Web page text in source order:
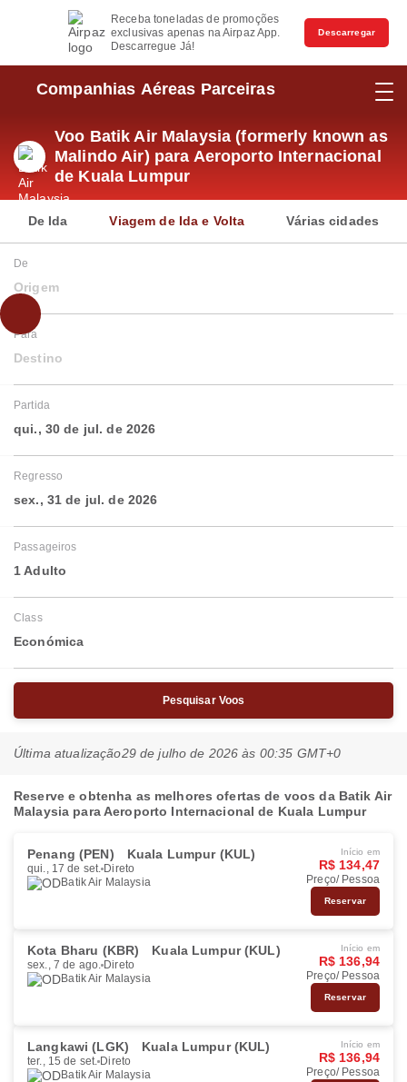
Receba toneladas de promoções
exclusivas apenas na Airpaz App.
Descarregue Já!
Descarregar
Companhias Aéreas Parceiras
Voo Batik Air Malaysia (formerly known as
Malindo Air) para Aeroporto Internacional
de Kuala Lumpur
De Ida Viagem de Ida e Volta Várias cidades
De
Origem
Para
Destino
Partida
qui., 30 de jul. de 2026
Regresso
sex., 31 de jul. de 2026
Passageiros
1 Adulto
Class
Económica
Pesquisar Voos
Última atualização29 de julho de 2026 às 00:35 GMT+0
Reserve e obtenha as melhores ofertas de voos da Batik Air
Malaysia para Aeroporto Internacional de Kuala Lumpur
Penang (PEN) Kuala Lumpur (KUL)
qui., 17 de set. Direto
Batik Air Malaysia
Início em
R$ 134,47
Preço/ Pessoa
Reservar
Kota Bharu (KBR) Kuala Lumpur (KUL)
sex., 7 de ago. Direto
Batik Air Malaysia
Início em
R$ 136,94
Preço/ Pessoa
Reservar
Langkawi (LGK) Kuala Lumpur (KUL)
ter., 15 de set. Direto
Batik Air Malaysia
Início em
R$ 136,94
Preço/ Pessoa